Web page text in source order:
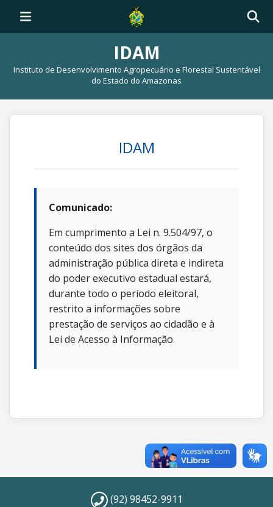
IDAM
Instituto de Desenvolvimento Agropecuário e Florestal Sustentável
do Estado do Amazonas
IDAM
Comunicado:
Em cumprimento a Lei n. 9.504/97, o
conteúdo dos sites dos órgãos da
administração pública direta e indireta
do poder executivo estadual estará,
durante todo o período eleitoral,
restrito a informações sobre
prestação de serviços ao cidadão e à
Lei de Acesso à Informação.
(92) 98452-9911